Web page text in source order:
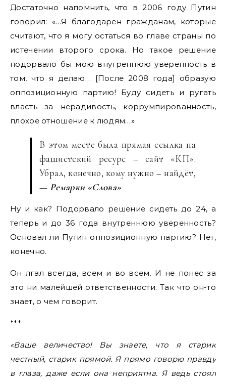
Достаточно напомнить, что в 2006 году Путин
говорил: «…Я благодарен гражданам, которые
считают, что я могу остаться во главе страны по
истечении второго срока. Но такое решение
подорвало бы мою внутреннюю уверенность в
том, что я делаю… [После 2008 года] образую
оппозиционную партию! Буду сидеть и ругать
власть за нерадивость, коррумпированность,
плохое отношение к людям…»
В этом месте была прямая ссылка на
фашистский ресурс – сайт «КП».
Убрал, конечно, кому нужно – найдёт,
— Ремарки «Слова»
Ну и как? Подорвало решение сидеть до 24, а
теперь и до 36 года внутреннюю уверенность?
Основал ли Путин оппозиционную партию? Нет,
конечно.
Он лгал всегда, всем и во всем. И не понес за
это ни малейшей ответственности. Так что он-то
знает, о чем говорит.
***
«Ваше величество! Вы знаете, что я старик
честный, старик прямой. Я прямо говорю правду
в глаза, даже если она неприятна. Я ведь стоял